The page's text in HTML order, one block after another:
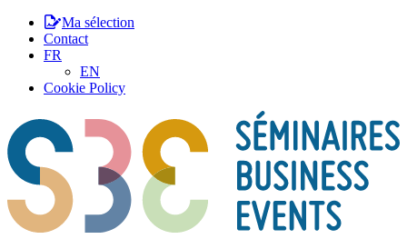
Ma sélection
Contact
FR
EN
Cookie Policy